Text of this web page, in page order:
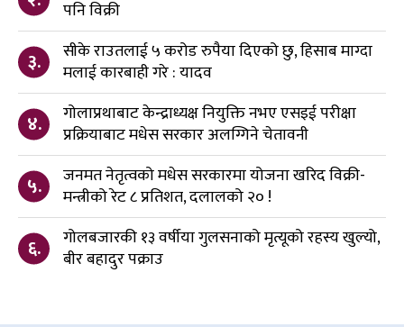
पनि विक्री
३.
सीके राउतलाई ५ करोड रुपैया दिएको छु, हिसाब माग्दा
मलाई कारबाही गरे : यादव
४.
गोलाप्रथाबाट केन्द्राध्यक्ष नियुक्ति नभए एसइई परीक्षा
प्रक्रियाबाट मधेस सरकार अलग्गिने चेतावनी
५.
जनमत नेतृत्वको मधेस सरकारमा योजना खरिद विक्री-
मन्त्रीको रेट ८ प्रतिशत, दलालको २० !
६.
गोलबजारकी १३ वर्षीया गुलसनाको मृत्यूको रहस्य खुल्यो,
बीर बहादुर पक्राउ